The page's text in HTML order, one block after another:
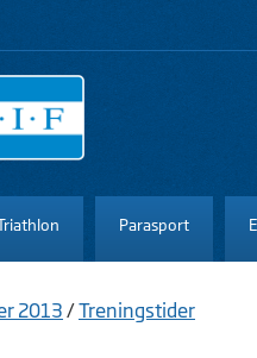
Parasport
2013 /Treningstider